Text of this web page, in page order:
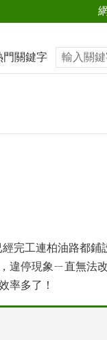
門關鍵字
完工連柏油路都鋪
違停現象ㄧ直無法
率多了！